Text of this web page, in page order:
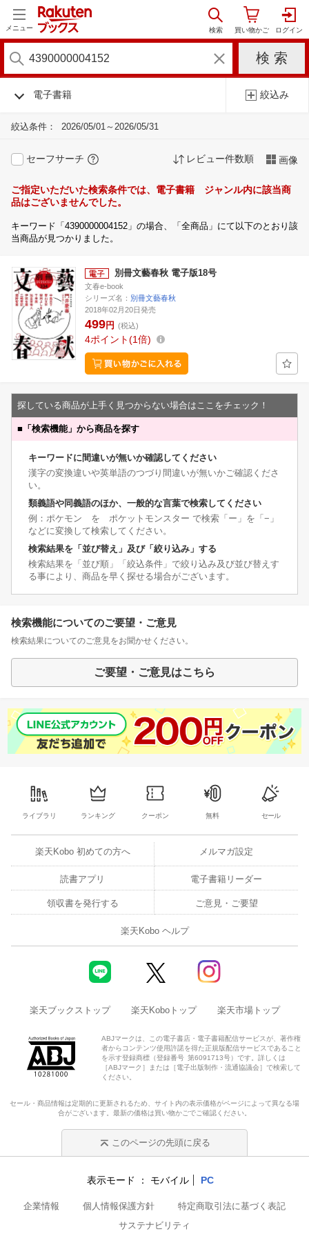
メニュー
電子書籍 絞込み
絞込条件： 2026/05/01～2026/05/31
セーフサーチ レビュー件数順 画像
ご指定いただいた検索条件では、電子書籍 ジャンル内に該当商
品はございませんでした。
キーワード「4390000004152」の場合、「全商品」にて以下のとおり該
当商品が見つかりました。
別冊文藝春秋 電子版18号
文春e-book
シリーズ名： 別冊文藝春秋
2018年02月20日発売
499円 (税込)
4ポイント 1倍
探している商品が上手く見つからない場合はここをチェック！
■ 「検索機能」から商品を探す
キーワードに間違いが無いか確認してください
漢字の変換違いや英単語のつづり間違いが無いかご確認くださ
い。
類義語や同義語のほか、一般的な言葉で検索してください
例：ポケモン を ポケットモンスター で検索「ー」を「−」
などに変換して検索してください。
検索結果を「並び替え」及び「絞り込み」する
検索結果を「並び順」「絞込条件」で絞り込み及び並び替えす
る事により、商品を早く探せる場合がございます。
検索機能についてのご要望・ご意見
検索結果についてのご意見をお聞かせください。
ご要望・ご意見はこちら
ライブラリ ランキング クーポン 無料 セール
楽天Kobo 初めての方へ メルマガ設定
読書アプリ 電子書籍リーダー
領収書を発行する ご意見・ご要望
楽天Kobo ヘルプ
楽天ブックストップ 楽天Koboトップ 楽天市場トップ
ABJマークは、この電子書店・電子書籍配信サービスが、著作権
者からコンテンツ使用許諾を得た正規版配信サービスであること
を示す登録商標（登録番号 第6091713号）です。詳しくは
［ABJマーク］または［電子出版制作・流通協議会］で検索して
ください。
セール・商品情報は定期的に更新されるため、サイト内の表示価格がページによって異なる場
合がございます。最新の価格は買い物かごでご確認ください。
このページの先頭に戻る
表示モード モバイル PC
企業情報 個人情報保護方針
特定商取引法に基づく表記
サステナビリティ